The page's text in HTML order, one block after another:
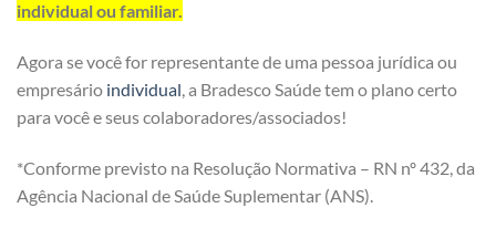
individual ou familiar.
Agora se você for representante de uma pessoa jurídica ou
empresário individual , a Bradesco Saúde tem o plano certo
para você e seus colaboradores/associados!
*Conforme previsto na Resolução Normativa – RN nº 432, da
Agência Nacional de Saúde Suplementar (ANS).